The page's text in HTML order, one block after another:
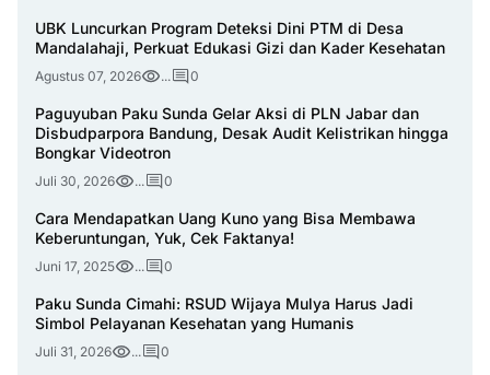
UBK Luncurkan Program Deteksi Dini PTM di Desa
Mandalahaji, Perkuat Edukasi Gizi dan Kader Kesehatan
Agustus 07, 2026 ... 0
Paguyuban Paku Sunda Gelar Aksi di PLN Jabar dan
Disbudparpora Bandung, Desak Audit Kelistrikan hingga
Bongkar Videotron
Juli 30, 2026 ... 0
Cara Mendapatkan Uang Kuno yang Bisa Membawa
Keberuntungan, Yuk, Cek Faktanya!
Juni 17, 2025 ... 0
Paku Sunda Cimahi: RSUD Wijaya Mulya Harus Jadi
Simbol Pelayanan Kesehatan yang Humanis
Juli 31, 2026 ... 0